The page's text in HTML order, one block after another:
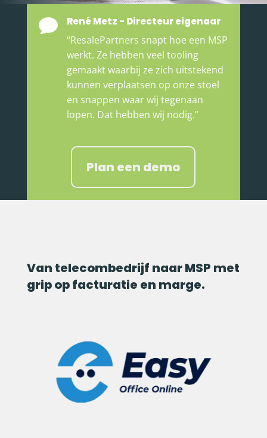
 René Metz - Directeur eigenaar
“ResalePartners snapt hoe een MSP
werkt. Ze hebben veel tooling
gemaakt waarbij ze zich uitstekend
kunnen verplaatsen op onze stoel
en snappen waar wij tegenaan
lopen. Dat hebben wij nodig.”
Plan een demo
Van telecombedrijf naar MSP met
grip op facturatie en marge.